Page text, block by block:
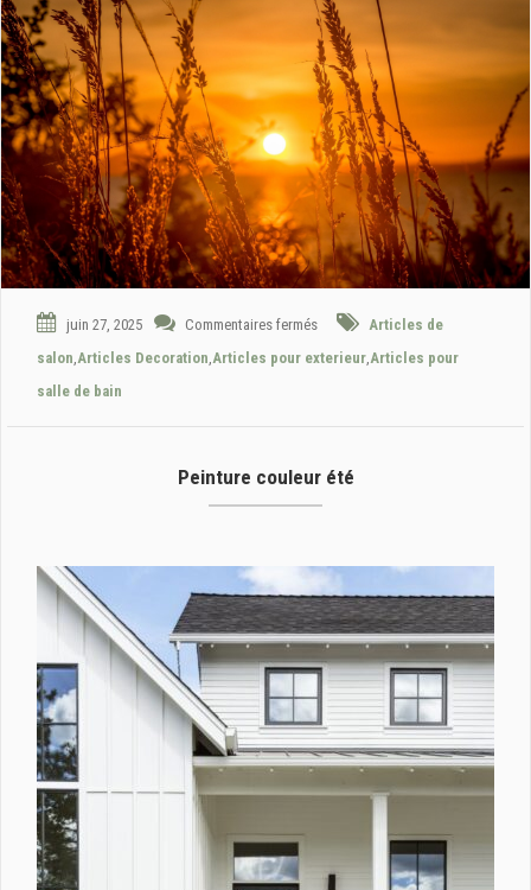
juin 27, 2025 Commentaires fermés
Articles de
salon Articles Decoration Articles pour exterieur Articles pour
salle de bain
Peinture couleur été